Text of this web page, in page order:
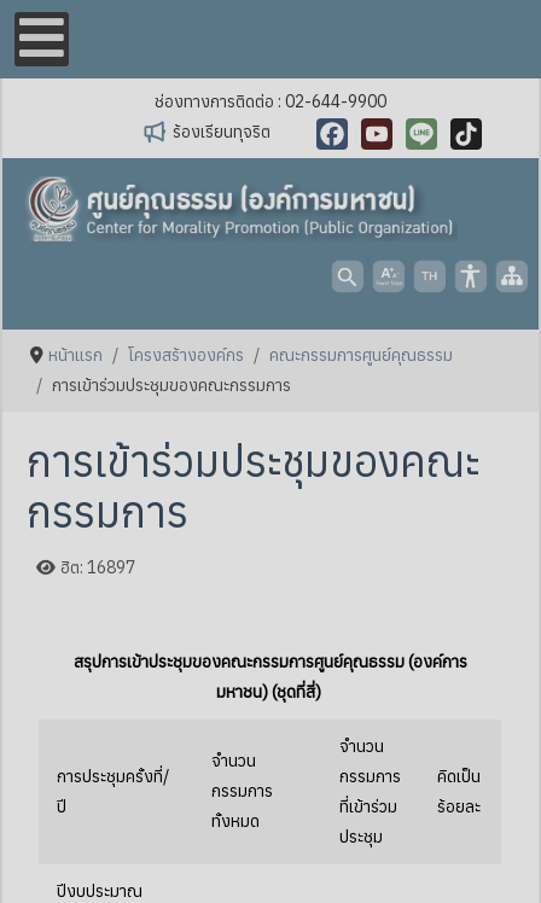
ช่องทางการติดต่อ : 02-644-9900
ร้องเรียนทุจริต
Facebook
YouTube
Line TikTok
หน้าแรก โครงสร้างองค์กร
คณะกรรมการศูนย์คุณธรรม
การเข้าร่วมประชุมของคณะกรรมการ
การเข้าร่วมประชุมของคณะ
กรรมการ
ฮิต: 16897
สรุปการเข้าประชุมของคณะกรรมการศูนย์คุณธรรม (องค์การ
มหาชน) (ชุดที่สี่)
การประชุมครั้งที่/
ปี
จำนวน
กรรมการ
ทั้งหมด
จำนวน
กรรมการ
ที่เข้าร่วม
ประชุม
คิดเป็น
ร้อยละ
ปีงบประมาณ